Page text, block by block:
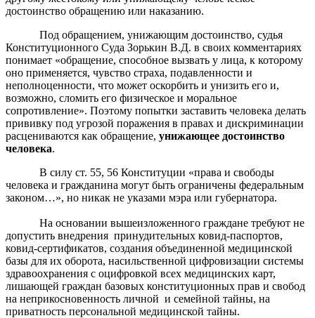
достоинство обращению или наказанию.
Под обращением, унижающим достоинство, судья
Конституционного Суда Зорькин В.Д. в своих комментариях
понимает «обращение, способное вызвать у лица, к которому
оно применяется, чувство страха, подавленности и
неполноценности, что может оскорбить и унизить его и,
возможно, сломить его физическое и моральное
сопротивление». Поэтому попытки заставить человека делать
прививку под угрозой поражения в правах и дискриминации
расцениваются как обращение, унижающее достоинство
человека.
В силу ст. 55, 56 Конституции «права и свободы
человека и гражданина могут быть ограничены федеральным
законом…», но никак не указами мэра или губернатора.
На основании вышеизложенного граждане требуют не
допустить внедрения принудительных ковид-паспортов,
ковид-сертификатов, создания объединенной медицинской
базы для их оборота, насильственной цифровизации системы
здравоохранения с оцифровкой всех медицинских карт,
лишающей граждан базовых конституционных прав и свобод
на неприкосновенность личной и семейной тайны, на
приватность персональной медицинской тайны.